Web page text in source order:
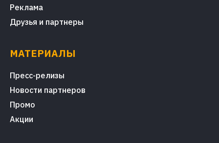
Реклама
Друзья и партнеры
МАТЕРИАЛЫ
Пресс-релизы
Новости партнеров
Промо
Акции